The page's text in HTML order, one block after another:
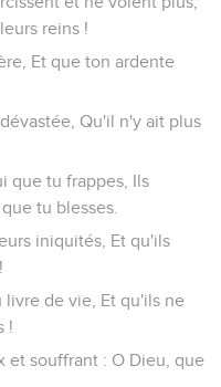
reins !
Et que ton ardente
Qu'il n'y ait plus
que tu frappes, Ils
tu blesses.
iniquités, Et qu'ils
livre de vie, Et qu'ils ne
!
et souffrant : O Dieu, que